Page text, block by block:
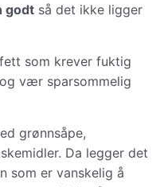
godt så det ikke ligger
som krever fuktig
og vær sparsommelig
grønnsåpe,
Da legger det
som er vanskelig å